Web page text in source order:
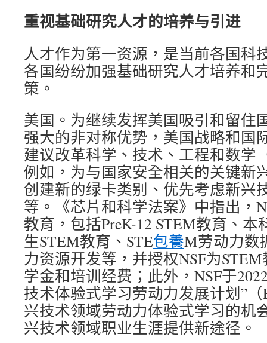
重视基础研究人才的培养与引进
人才作为第一资源，是当前各国科
各国纷纷加强基础研究人才培养和
策。
美国。为继续发挥美国吸引和留住
强大的非对称优势，美国战略和国
建议改革科学、技术、工程和数学
例如，为与国家安全相关的关键新
创建新的绿卡类别、优先考虑新兴
等。《芯片和科学法案》中指出，
教育，包括PreK-12 STEM教育、本
生STEM教育、STE包養M劳动力数
力资源开发等，并授权NSF为
学金和培训经费；此外，NSF于
技术体验式学习劳动力发展计划”
兴技术领域劳动力体验式学习的机
兴技术领域职业生涯提供新途径。